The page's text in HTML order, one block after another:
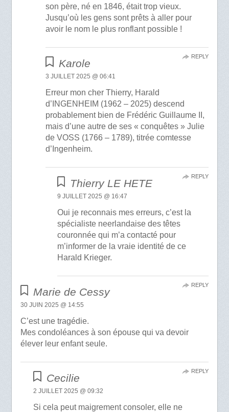
son père, né en 1846, était trop vieux.
Jusqu’où les gens sont prêts à aller pour
avoir le nom le plus ronflant possible !
Karole
3 JUILLET 2025 @ 06:41
Erreur mon cher Thierry, Harald
d’INGENHEIM (1962 – 2025) descend
probablement bien de Frédéric Guillaume II,
mais d’une autre de ses « conquêtes » Julie
de VOSS (1766 – 1789), titrée comtesse
d’Ingenheim.
REPLY
Thierry LE HETE
9 JUILLET 2025 @ 16:47
Oui je reconnais mes erreurs, c’est la
spécialiste neerlandaise des têtes
couronnée qui m’a contacté pour
m’informer de la vraie identité de ce
Harald Krieger.
REPLY
Marie de Cessy
30 JUIN 2025 @ 14:55
C’est une tragédie.
Mes condoléances à son épouse qui va devoir
élever leur enfant seule.
REPLY
Cecilie
2 JUILLET 2025 @ 09:32
Si cela peut maigrement consoler, elle ne
REPLY